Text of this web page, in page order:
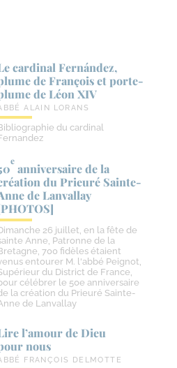
cardinal Fernández,
de François et porte-​
de Léon XIV
ALAIN LORANS
du cardinal
e
anniversaire de la
du Prieuré Sainte-​
de Lanvallay
26 juillet, en la fête de
Anne, Patronne de la
700 fidèles étaient
entourer M. l'abbé Peignot,
du District de France,
célébrer le 50e anniversaire
la création du Prieuré Sainte-
de Lanvallay
l’amour de Dieu
nous
FRANÇOIS DELMOTTE